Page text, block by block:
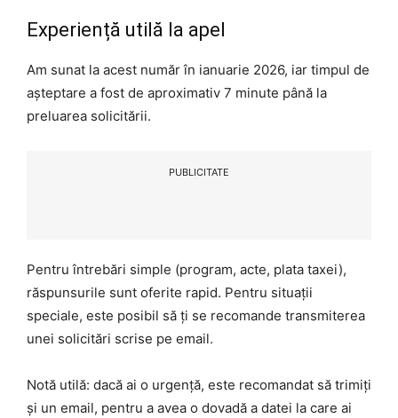
Experiență utilă la apel
Am sunat la acest număr în ianuarie 2026, iar timpul de
așteptare a fost de aproximativ 7 minute până la
preluarea solicitării.
PUBLICITATE
Pentru întrebări simple (program, acte, plata taxei),
răspunsurile sunt oferite rapid. Pentru situații
speciale, este posibil să ți se recomande transmiterea
unei solicitări scrise pe email.
Notă utilă: dacă ai o urgență, este recomandat să trimiți
și un email, pentru a avea o dovadă a datei la care ai